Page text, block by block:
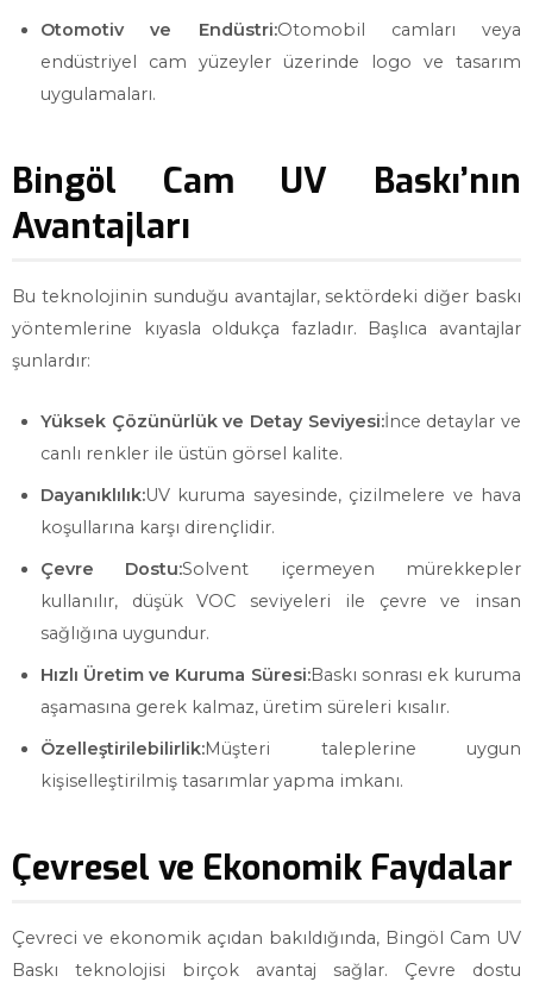
Otomotiv ve Endüstri:Otomobil camları veya
endüstriyel cam yüzeyler üzerinde logo ve tasarım
uygulamaları.
Bingöl Cam UV Baskı’nın
Avantajları
Bu teknolojinin sunduğu avantajlar, sektördeki diğer baskı
yöntemlerine kıyasla oldukça fazladır. Başlıca avantajlar
şunlardır:
Yüksek Çözünürlük ve Detay Seviyesi:İnce detaylar ve
canlı renkler ile üstün görsel kalite.
Dayanıklılık:UV kuruma sayesinde, çizilmelere ve hava
koşullarına karşı dirençlidir.
Çevre Dostu:Solvent içermeyen mürekkepler
kullanılır, düşük VOC seviyeleri ile çevre ve insan
sağlığına uygundur.
Hızlı Üretim ve Kuruma Süresi:Baskı sonrası ek kuruma
aşamasına gerek kalmaz, üretim süreleri kısalır.
Özelleştirilebilirlik:Müşteri taleplerine uygun
kişiselleştirilmiş tasarımlar yapma imkanı.
Çevresel ve Ekonomik Faydalar
Çevreci ve ekonomik açıdan bakıldığında, Bingöl Cam UV
Baskı teknolojisi birçok avantaj sağlar. Çevre dostu